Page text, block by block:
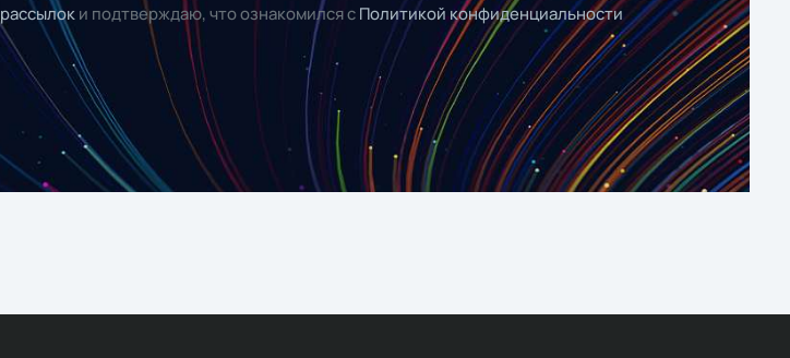
рассылок и подтверждаю, что ознакомился с Политикой конфиденциальности